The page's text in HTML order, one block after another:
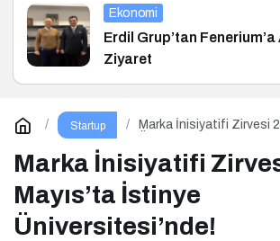
Ekonomi
Erdil Grup’tan Fenerium’a
Ziyaret
Startup
Marka İnisiyatifi Zirvesi
Marka İnisiyatifi
Mayıs’ta İstinye
Üniversitesi’nde!